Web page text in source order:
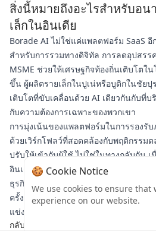
สิ่งนี้หมายถึงอะไรสำหรับอ
เล็กในอินเดีย
Borade AI ไม่ใช่แค่แพลตฟอร์ม SaaS อี
สำหรับการรวมทางดิจิทัล การลดอุปสรร
MSME ช่วยให้เศรษฐกิจท้องถิ่นเติบโตใ
ขึ้น ผู้ผลิตรายเล็กในปูเน่หรือบูติกในชัยปุ
เติบโตที่ขับเคลื่อนด้วย AI เดียวกันกับที่
กับความต้องการเฉพาะของพวกเขา
การมุ่งเน้นของแพลตฟอร์มในการรองรั
ด้วยเวิร์กโฟลว์ที่สอดคล้องกับพฤติกรรม
ปรับให้เข้ากับผู้ใช้ ไม่ใช่ในทางกลับกัน เ
อินเดียเติบโตขึ้น เครื่องมืออย่าง Borade
ธุรกิจขนาดเล็กในการคว้าส่วนแบ่งของเ
ครั้งนี้ถือเป็นก้าวสำคัญสู่อินเดียที่ MSME
แข่งขัน และประสบความสำเร็จออนไลน์
กลับ
🍪 Cookie Notice
We use cookies to ensure that
experience on our website.